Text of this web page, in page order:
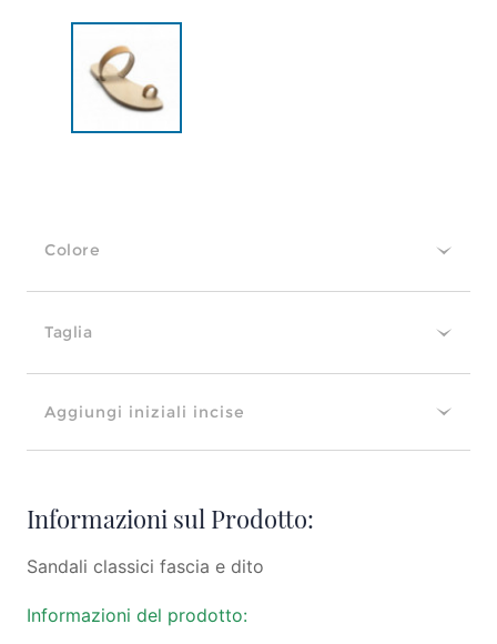
Colore
Taglia
Aggiungi iniziali incise
Informazioni sul Prodotto:
Sandali classici fascia e dito
Informazioni del prodotto: